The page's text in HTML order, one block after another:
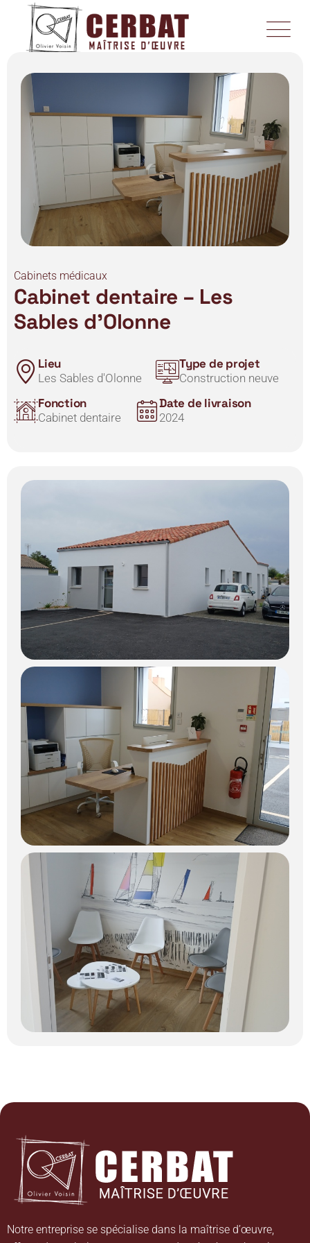
Cabinets médicaux
Cabinet dentaire – Les
Sables d’Olonne
Lieu
Les Sables d'Olonne
Type de projet
Construction neuve
Fonction
Cabinet dentaire
Date de livraison
2024
Notre entreprise se spécialise dans la maîtrise d’œuvre,